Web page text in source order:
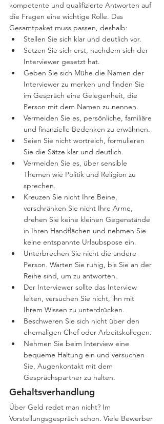
kompetente und qualifizierte Antworten auf
die Fragen eine wichtige Rolle. Das
Gesamtpaket muss passen, deshalb:
Stellen Sie sich klar und deutlich vor.
Setzen Sie sich erst, nachdem sich der
Interviewer gesetzt hat.
Geben Sie sich Mühe die Namen der
Interviewer zu merken und finden Sie
im Gespräch eine Gelegenheit, die
Person mit dem Namen zu nennen.
Vermeiden Sie es, persönliche, familiäre
und finanzielle Bedenken zu erwähnen.
Seien Sie nicht wortreich, formulieren
Sie die Sätze klar und deutlich.
Vermeiden Sie es, über sensible
Themen wie Politik und Religion zu
sprechen.
Kreuzen Sie nicht Ihre Beine,
verschränken Sie nicht Ihre Arme,
drehen Sie keine kleinen Gegenstände
in Ihren Handflächen und nehmen Sie
keine entspannte Urlaubspose ein.
Unterbrechen Sie nicht die andere
Person. Warten Sie ruhig, bis Sie an der
Reihe sind, um zu antworten.
Der Interviewer sollte das Interview
leiten, versuchen Sie nicht, ihn mit
Ihrem Wissen zu unterdrücken.
Beschweren Sie sich nicht über den
ehemaligen Chef oder Arbeitskollegen.
Nehmen Sie beim Interview eine
bequeme Haltung ein und versuchen
Sie, Augenkontakt mit dem
Gesprächspartner zu halten.
Gehaltsverhandlung
Über Geld redet man nicht? Im
Vorstellungsgespräch schon. Viele Bewerber